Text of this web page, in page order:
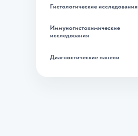
Гистологические исследования
Иммуногистохимические
исследования
Диагностические панели